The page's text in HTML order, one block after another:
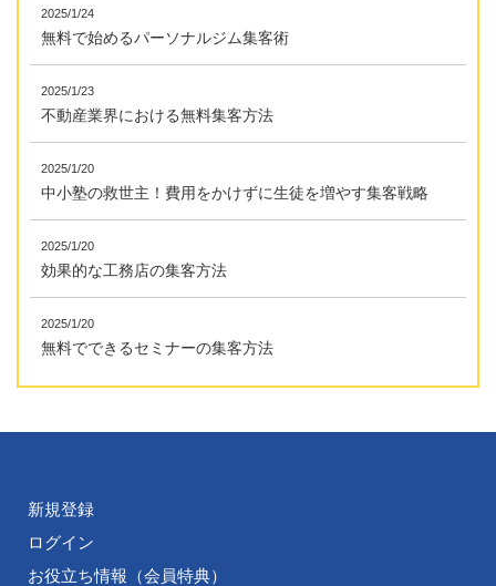
2025/1/24
無料で始めるパーソナルジム集客術
2025/1/23
不動産業界における無料集客方法
2025/1/20
中小塾の救世主！費用をかけずに生徒を増やす集客戦略
2025/1/20
効果的な工務店の集客方法
2025/1/20
無料でできるセミナーの集客方法
新規登録
ログイン
お役立ち情報（会員特典）